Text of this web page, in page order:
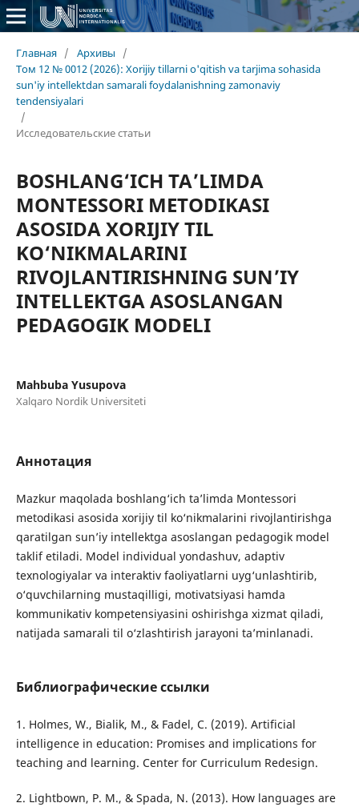
Главная / Архивы
/
Том 12 № 0012 (2026): Xorijiy tillarni o'qitish va tarjima sohasida
sun'iy intellektdan samarali foydalanishning zamonaviy
tendensiyalari
/
Исследовательские статьи
BOSHLANG‘ICH TA’LIMDA
MONTESSORI METODIKASI
ASOSIDA XORIJIY TIL
KO‘NIKMALARINI
RIVOJLANTIRISHNING SUN’IY
INTELLEKTGA ASOSLANGAN
PEDAGOGIK MODELI
Mahbuba Yusupova
Xalqaro Nordik Universiteti
Аннотация
Mazkur maqolada boshlang‘ich ta’limda Montessori
metodikasi asosida xorijiy til ko‘nikmalarini rivojlantirishga
qaratilgan sun’iy intellektga asoslangan pedagogik model
taklif etiladi. Model individual yondashuv, adaptiv
texnologiyalar va interaktiv faoliyatlarni uyg‘unlashtirib,
o‘quvchilarning mustaqilligi, motivatsiyasi hamda
kommunikativ kompetensiyasini oshirishga xizmat qiladi,
natijada samarali til o‘zlashtirish jarayoni ta’minlanadi.
Библиографические ссылки
1. Holmes, W., Bialik, M., & Fadel, C. (2019). Artificial
intelligence in education: Promises and implications for
teaching and learning. Center for Curriculum Redesign.
2. Lightbown, P. M., & Spada, N. (2013). How languages are